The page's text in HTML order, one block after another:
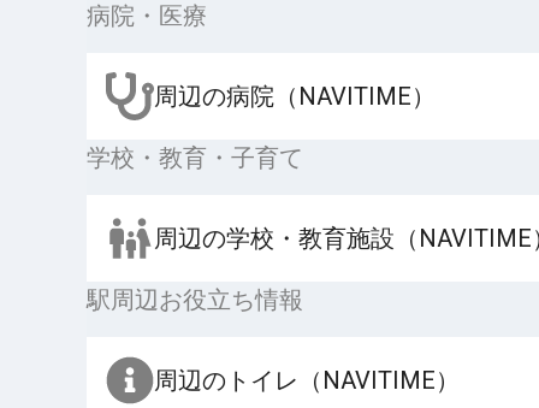
病院・医療
周辺の病院（NAVITIME）
学校・教育・子育て
周辺の学校・教育施設（NAVITIME
駅周辺お役立ち情報
周辺のトイレ（NAVITIME）